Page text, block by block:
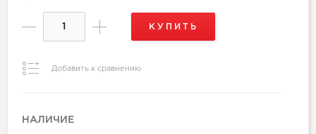
КУПИТЬ
Добавить к сравнению
НАЛИЧИЕ